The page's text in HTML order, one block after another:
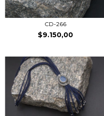
CD-266
$9.150,00